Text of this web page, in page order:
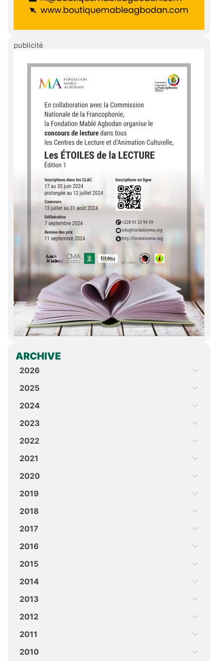
publicité
ARCHIVE
2026
2025
2024
2023
2022
2021
2020
2019
2018
2017
2016
2015
2014
2013
2012
2011
2010